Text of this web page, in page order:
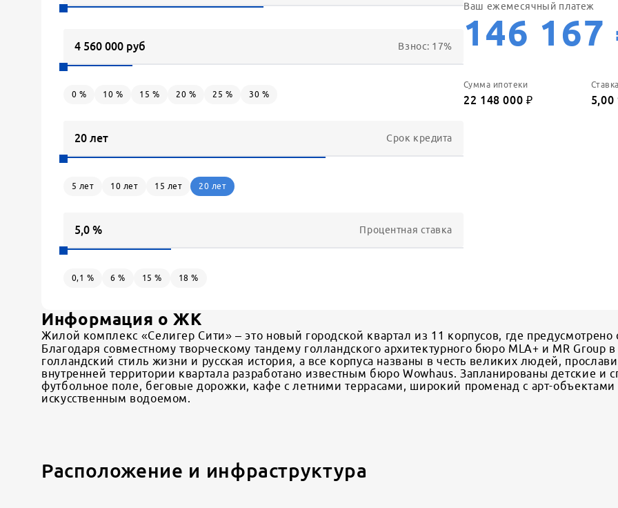
Взнос: 17%
0 % 10 % 15 % 20 % 25 % 30 %
Срок кредита
5 лет 10 лет 15 лет 20 лет
Процентная ставка
0,1 % 6 % 15 % 18 %
Ваш ежемесячный платеж
146 167
Сумма ипотеки
22 148 000 ₽ 5,00
Информация о ЖК
Жилой комплекс «Селигер Сити» – это новый городской квартал из 11 корпусов, где предусмотрено
Благодаря совместному творческому тандему голландского архитектурного бюро MLA+ и MR
голландский стиль жизни и русская история, а все корпуса названы в честь великих людей,
внутренней территории квартала разработано известным бюро Wowhaus. Запланированы детские и
футбольное поле, беговые дорожки, кафе с летними террасами, широкий променад с арт-объектами
искусственным водоемом.
Расположение и инфраструктура